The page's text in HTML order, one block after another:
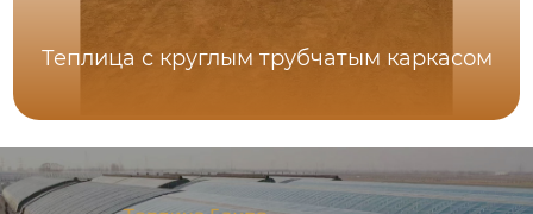
Теплица с круглым трубчатым каркасом